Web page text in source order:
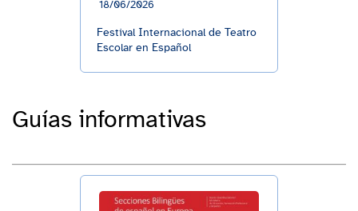
18/06/2026
Festival Internacional de Teatro
Escolar en Español
Guías informativas